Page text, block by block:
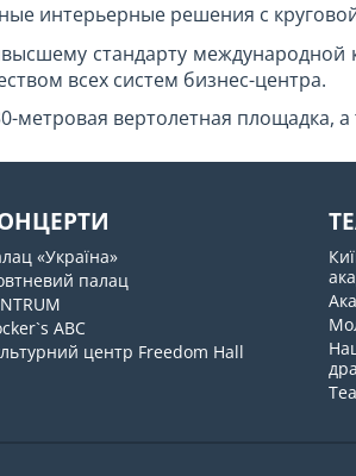
интерьерные решения с
стандарту
всех систем бизнес-центра.
метровая вертолетная площадка,
«Україна»
палац
ABC
центр Freedom Hall